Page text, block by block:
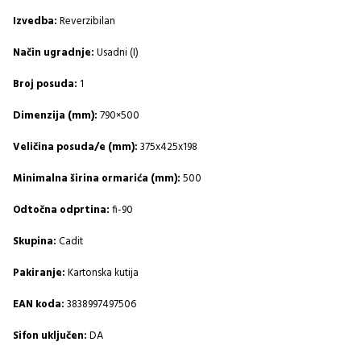
Izvedba:Reverzibilan
Način ugradnje:Usadni (I)
Broj posuda: 1
Dimenzija (mm):790×500
Veličina posuda/e (mm):375x425x198
Minimalna širina ormarića (mm):500
Odtočna odprtina:fi-90
Skupina:Cadit
Pakiranje:Kartonska kutija
EAN koda:3838997497506
Sifon uključen:DA